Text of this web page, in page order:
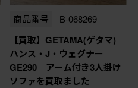
商品番号 B-068269
【買取】GETAMA(ゲタマ)
ハンス・J・ウェグナー
GE290 アーム付き3人掛け
ソファを買取ました